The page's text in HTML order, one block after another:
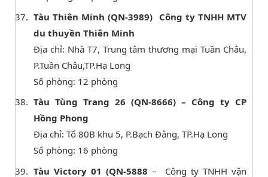
Tàu Thiên Minh (QN-3989) Công ty TNHH MTV
du thuyền Thiên Minh
Địa chỉ: Nhà T7, Trung tâm thương mại Tuần Châu,
P.Tuần Châu,TP.Hạ Long
Số phòng: 12 phòng
Tàu Tùng Trang 26 (QN-8666) – Công ty CP
Hồng Phong
Địa chỉ: Tổ 80B khu 5, P.Bạch Đằng, TP.Hạ Long
Số phòng: 16 phòng
Tàu Victory 01 (QN-5888 – Công ty TNHH vận